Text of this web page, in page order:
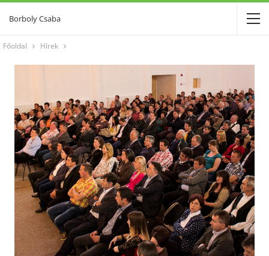
Borboly Csaba
Főoldal Hírek